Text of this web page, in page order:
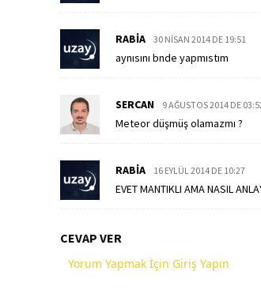
RABIA 30 NISAN 2014 DE 19:51
aynısını bnde yapmıstım
SERCAN 9 AĞUSTOS 2014 DE
Meteor düşmüş olamazmı ?
RABIA 16 EYLÜL 2014 DE 10:27
EVET MANTIKLI AMA NASIL
CEVAP VER
Yorum Yapmak İçin Giriş Yapın